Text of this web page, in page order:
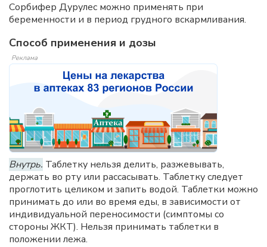
Сорбифер Дурулес можно применять при
беременности и в период грудного вскармливания.
Способ применения и дозы
Реклама
Внутрь. Таблетку нельзя делить, разжевывать,
держать во рту или рассасывать. Таблетку следует
проглотить целиком и запить водой. Таблетки можно
принимать до или во время еды, в зависимости от
индивидуальной переносимости (симптомы со
стороны ЖКТ). Нельзя принимать таблетки в
положении лежа.